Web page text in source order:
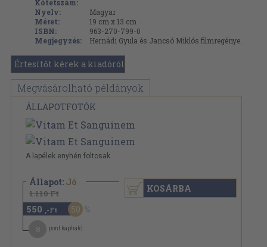
Kötetszám:
Nyelv:
Magyar
Méret:
19 cm x 13 cm
ISBN:
963-270-799-0
Megjegyzés:
Hernádi Gyula és Jancsó Miklós filmregénye.
Értesítőt kérek a kiadóról
Megvásárolható példányok
ÁLLAPOTFOTÓK
A lapélek enyhén foltosak.
Állapot: Jó
1.110 Ft
550 ,-Ft 50
pont kapható
KOSÁRBA